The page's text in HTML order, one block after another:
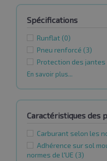
Spécifications
Runflat (0)
Pneu renforcé (3)
Protection des jantes
En savoir plus...
Caractéristiques des
Carburant selon les
Adhérence sur sol
normes de l'UE (3)